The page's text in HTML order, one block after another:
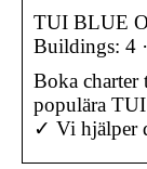
TUI BLUE
Buildings: 4
Boka charter
populära
✓ Vi hjälper